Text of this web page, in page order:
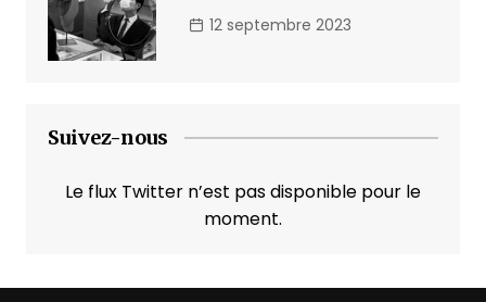
12 septembre 2023
Suivez-nous
Le flux Twitter n’est pas disponible pour le
moment.